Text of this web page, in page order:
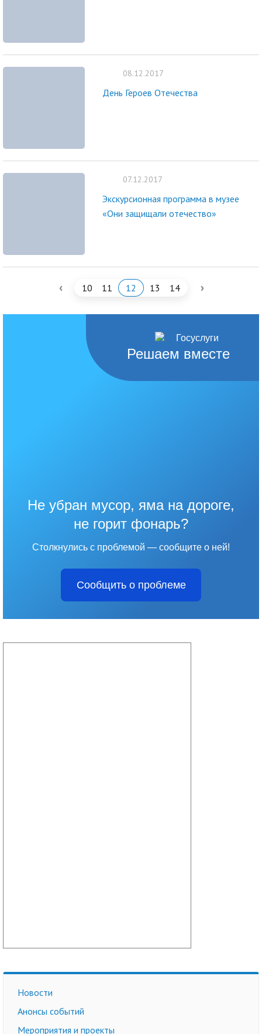
08.12.2017
День Героев Отечества
07.12.2017
Экскурсионная программа в музее
«Они защищали отечество»
‹ 10 11 12 13 14 ›
Решаем вместе
Не убран мусор, яма на дороге,
не горит фонарь?
Столкнулись с проблемой — сообщите о ней!
Сообщить о проблеме
Новости
Анонсы событий
Мероприятия и проекты